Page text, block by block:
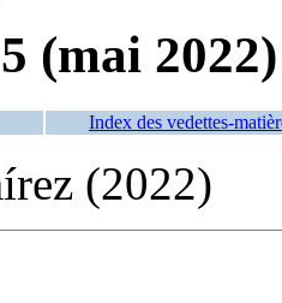
(mai 2022)
Index des vedettes-
(2022)